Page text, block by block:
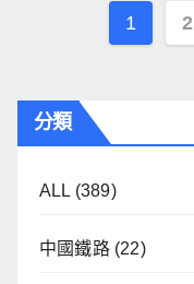
Posts
1 2
分類
ALL (389)
中國鐵路(22)